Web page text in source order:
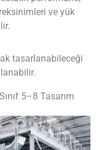
ve yük
tasarlanabileceği
5–8 Tasarım